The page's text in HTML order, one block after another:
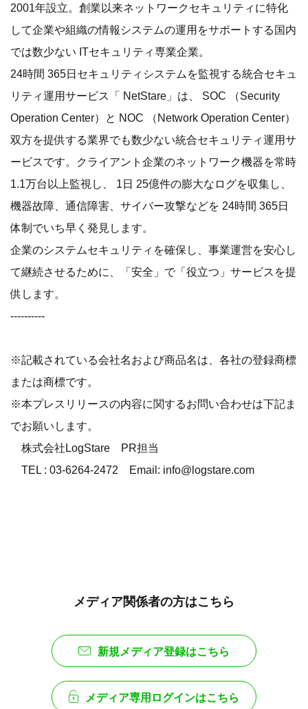
2001年設立。創業以来ネットワークセキュリティに特化
して企業や組織の情報システムの運用をサポートする国内
では数少ない ITセキュリティ専業企業。
24時間 365日セキュリティシステムを監視する統合セキュ
リティ運用サービス「 NetStare」は、 SOC （Security
Operation Center）と NOC （Network Operation Center）
双方を提供する業界でも数少ない統合セキュリティ運用サ
ービスです。クライアント企業のネットワーク機器を常時
1.1万台以上監視し、 1日 25億件の膨大なログを収集し、
機器故障、通信障害、サイバー攻撃などを 24時間 365日
体制でいち早く発見します。
企業のシステムセキュリティを確保し、事業運営を安心し
て継続させるために、「安全」で「役立つ」サービスを提
供します。
----------
※記載されている会社名および商品名は、各社の登録商標
または商標です。
※本プレスリリースの内容に関するお問い合わせは下記ま
でお願いします。
株式会社LogStare PR担当
TEL : 03-6264-2472 Email: info@logstare.com
メディア関係者の方はこちら
新規メディア登録はこちら
メディア専用ログインはこちら